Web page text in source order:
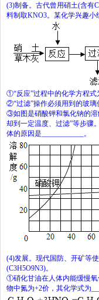
(3)制备。古代曾用硝土(含有
料制取KNO3。某化学兴趣小
①“反应”过程中的化学方程式
②“过滤”操作必须用到的玻
③如图是硝酸钾和氯化钠的溶
却到一定温度、过滤”等步骤
体的原因是
。
(4)发展。现代国防、开矿等
(C3H5O9N3)。
①硝化甘油在人体内能缓慢
物中氮为+2价，其化学式为